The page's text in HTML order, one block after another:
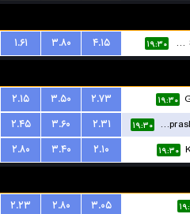
SK Sturm Graz (W) ۱۹:۳۰ ۴.۱۵ ۳.۸۰
۱.۶۱
۱۹:۳۰ ۲.۷۳ ۳.۵۰
۲.۱۵
Supraslanka Suprasl ۱۹:۳۰ ۲.۳۱ ۳.۶۰
۲.۴۵
۱۹:۳۰ ۲.۱۰ ۳.۴۰
۲.۸۰
۳.۰۵ ۲.۸۰
۲.۲۳